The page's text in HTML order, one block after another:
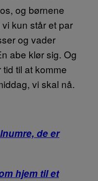
og børnene
kun står et par
og vader
abe klør sig. Og
til at komme
vi skal nå.
de er
hjem til et